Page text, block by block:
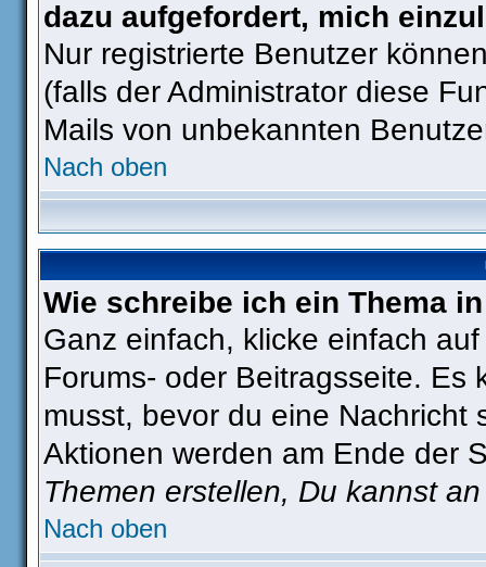
dazu aufgefordert, mich
Nur registrierte Benutzer
(falls der Administrator diese
Mails von unbekannten
Nach oben
Wie schreibe ich ein Thema
Ganz einfach, klicke einfach
Forums- oder Beitragsseite. Es
musst, bevor du eine Nachricht
Aktionen werden am Ende der
Themen erstellen, Du kannst
Nach oben